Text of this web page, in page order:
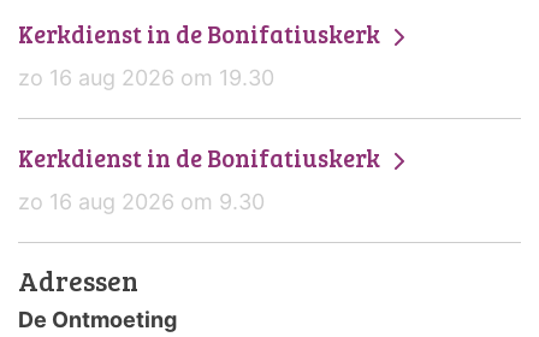
Kerkdienst in de Bonifatiuskerk
zo 16 aug 2026 om 19.30
Kerkdienst in de Bonifatiuskerk
zo 16 aug 2026 om 9.30
Adressen
De Ontmoeting